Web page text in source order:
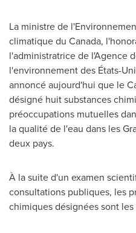
La ministre de
climatique du Canada,
l'administratrice de l'Agence
l'environnement des États-
annoncé aujourd'hui que le
désigné huit substances
préoccupations mutuelles
la qualité de l'eau dans les
deux pays.
À la suite d'un examen
consultations publiques, les
chimiques désignées sont les